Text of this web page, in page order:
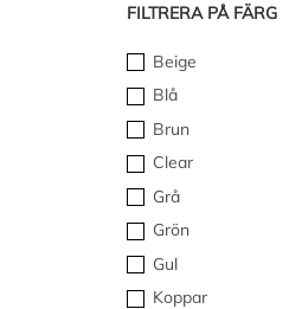
FILTRERA PÅ FÄRG
Beige
Blå
Brun
Clear
Grå
Grön
Gul
Koppar